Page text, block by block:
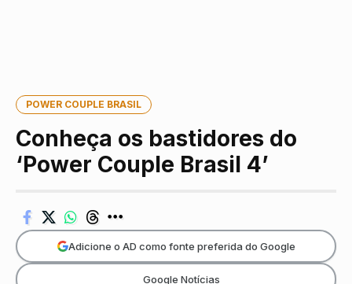
POWER COUPLE BRASIL
Conheça os bastidores do
‘Power Couple Brasil 4’
Adicione o AD como fonte preferida do Google
Google Notícias